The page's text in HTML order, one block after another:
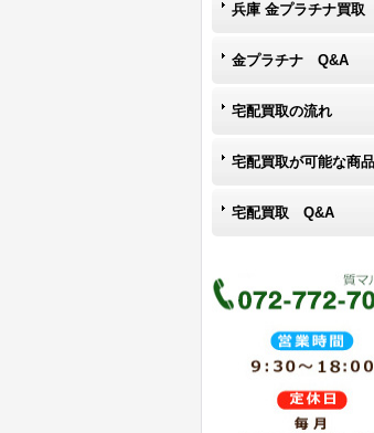
兵庫 金プラチナ買取
金プラチナ Q&A
宅配買取の流れ
宅配買取が可能な商品
宅配買取 Q&A